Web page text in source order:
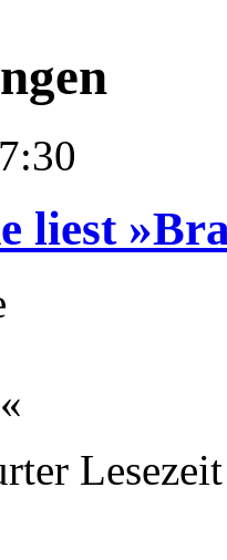
liest